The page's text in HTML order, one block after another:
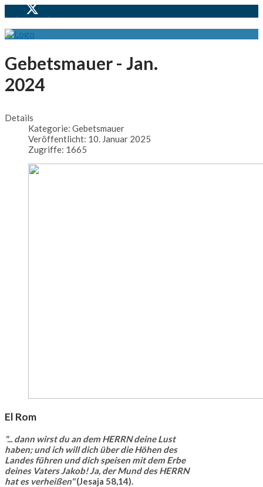
Gebetsmauer - Jan.
2024
Details
Kategorie: Gebetsmauer
Veröffentlicht: 10. Januar 2025
Zugriffe: 1665
El Rom
"... dann wirst du an dem HERRN deine Lust
haben; und ich will dich über die Höhen des
Landes führen und dich speisen mit dem Erbe
deines Vaters Jakob! Ja, der Mund des HERRN
hat es verheißen"(Jesaja 58,14).